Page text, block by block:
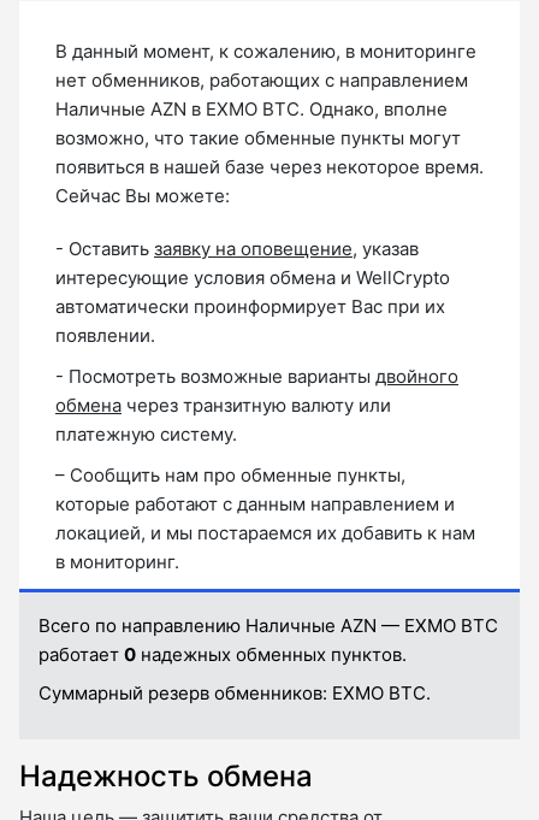
В данный момент, к сожалению, в мониторинге
нет обменников, работающих с направлением
Наличные AZN в EXMO BTC. Однако, вполне
возможно, что такие обменные пункты могут
появиться в нашей базе через некоторое время.
Сейчас Вы можете:
- Оставить заявку на оповещение, указав
интересующие условия обмена и WellCrypto
автоматически проинформирует Вас при их
появлении.
- Посмотреть возможные варианты двойного
обмена через транзитную валюту или
платежную систему.
– Сообщить нам про обменные пункты,
которые работают с данным направлением и
локацией, и мы постараемся их добавить к нам
в мониторинг.
Всего по направлению Наличные AZN — EXMO BTC
работает 0 надежных обменных пунктов.
Суммарный резерв обменников: EXMO BTC.
Надежность обмена